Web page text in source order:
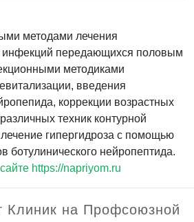
методами лечения
инфекций передающихся половым
методиками
введения
коррекции возрастных
техник контурной
гипергидроза с помощью
ботулинического нейропептида.
https://napriyom.ru
Клиник на Профсоюзной